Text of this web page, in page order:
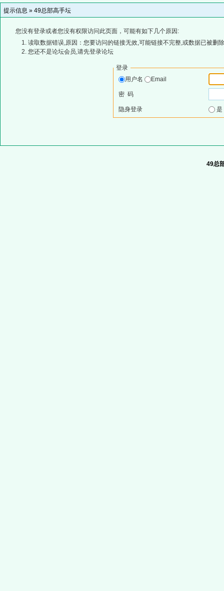
提示信息 » 49总部高手坛
您没有登录或者您没有权限访问此页面，可能有如下几个原因:
读取数据错误,原因：您要访问的链接无效,可能链接不完整,或数据已被删
您还不是论坛会员,请先登录论坛
登录
用户名
Email
密 码
隐身登录
49总